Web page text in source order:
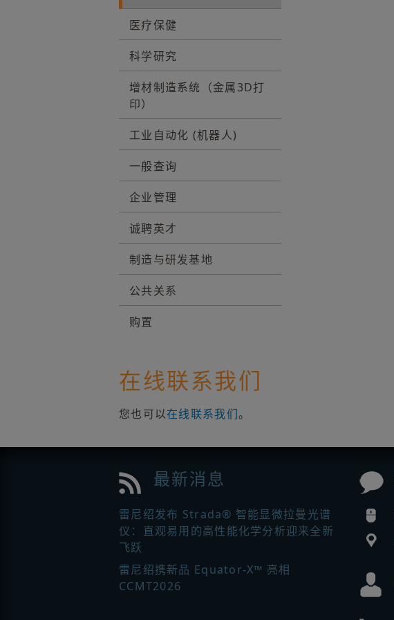
医疗保健
科学研究
增材制造系统（金属3D打
印）
工业自动化 (机器人)
一般查询
企业管理
诚聘英才
制造与研发基地
公共关系
购置
在线联系我们
您也可以在线联系我们。
最新消息
雷尼绍发布 Strada® 智能显微拉曼光谱
仪：直观易用的高性能化学分析迎来全新
飞跃
雷尼绍携新品 Equator-X™ 亮相
CCMT2026